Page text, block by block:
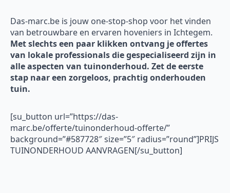
Das-marc.be is jouw one-stop-shop voor het vinden
van betrouwbare en ervaren hoveniers in Ichtegem.
Met slechts een paar klikken ontvang je offertes
van lokale professionals die gespecialiseerd zijn in
alle aspecten van tuinonderhoud. Zet de eerste
stap naar een zorgeloos, prachtig onderhouden
tuin.
[su_button url=”https://das-
marc.be/offerte/tuinonderhoud-offerte/”
background=”#587728″ size=”5″ radius=”round”]PRIJS
TUINONDERHOUD AANVRAGEN[/su_button]